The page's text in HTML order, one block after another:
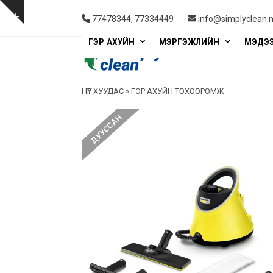
Skip
Show
77478344, 77334449
ГЭР АХУЙН МЭРГЭЖЛИЙН
НҮҮР ХУУДАС »ГЭР АХУЙН ТӨХӨӨРӨМЖ
ДУУССАН